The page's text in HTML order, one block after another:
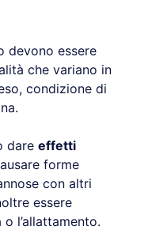
devono essere
che variano in
condizione di
dare effetti
forme
con altri
essere
l’allattamento.